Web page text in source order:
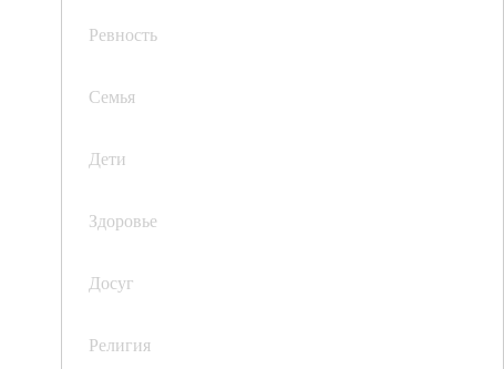
Ревность
Семья
Дети
Здоровье
Досуг
Религия